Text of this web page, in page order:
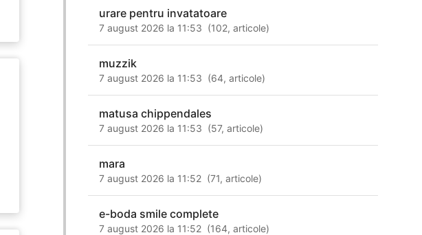
urare pentru invatatoare
7 august 2026 la 11:53 (102,articole)
muzzik
7 august 2026 la 11:53 (64,articole)
matusa chippendales
7 august 2026 la 11:53 (57,articole)
mara
7 august 2026 la 11:52 (71,articole)
e-boda smile complete
7 august 2026 la 11:52 (164,articole)